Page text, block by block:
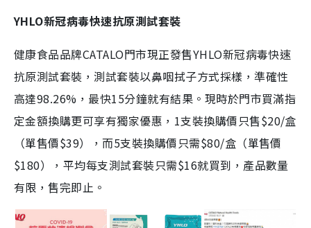
YHLO新冠病毒快速抗原測試套裝
健康食品品牌CATALO門市現正發售YHLO新冠病毒快速
抗原測試套裝，測試套裝以鼻咽拭子方式採樣，準確性
高達98.26%，最快15分鐘就有結果。現時於門市買滿指
定金額換購更可享有獨家優惠，1支裝換購價只售$20/盒
（單售價$39），而5支裝換購價只需$80/盒（單售價
$180），平均每支測試套裝只需$16就買到，產品數量
有限，售完即止。